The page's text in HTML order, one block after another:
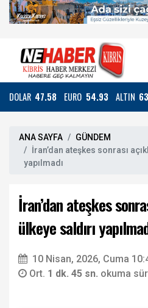
DOLAR 47.58 EURO 54.93 ALTIN
ANA SAYFA
GÜNDEM
İran’dan ateşkes sonrası
yapılmadı
İran’dan ateşkes
ülkeye saldırı
10 Nisan, 2026, Cuma
Ort. 1 dk. 45 sn. okuma